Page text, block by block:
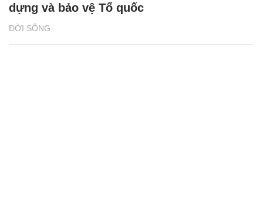
ĐỜI SỐNG
dựng và bảo vệ Tổ quốc